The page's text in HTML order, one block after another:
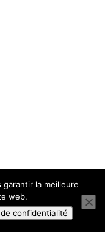
la meilleure
web.
confidentialité